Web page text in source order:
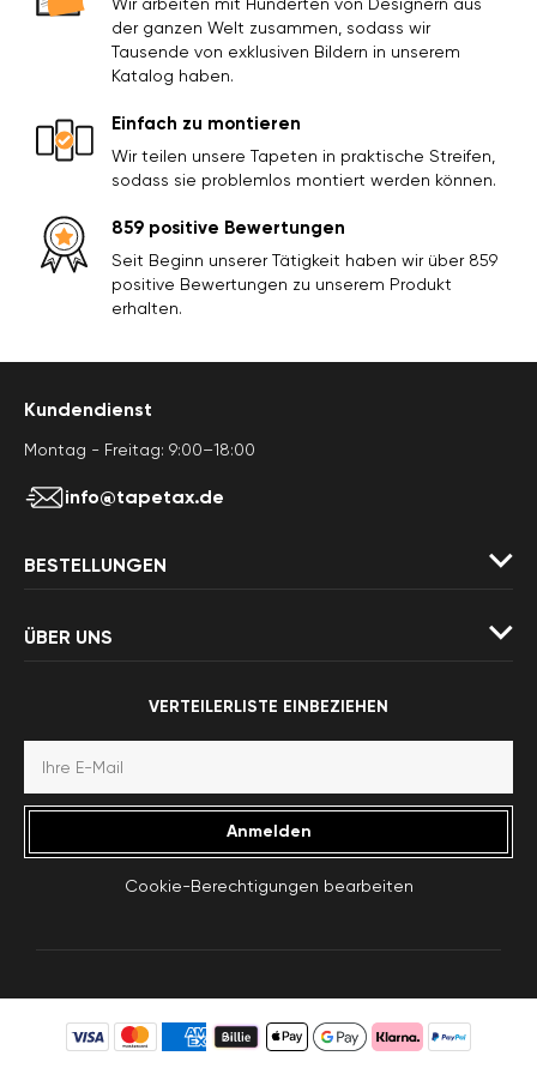
der ganzen Welt zusammen, sodass wir
Tausende von exklusiven Bildern in unserem
Katalog haben.
Einfach zu montieren
Wir teilen unsere Tapeten in praktische Streifen,
sodass sie problemlos montiert werden können.
859 positive Bewertungen
Seit Beginn unserer Tätigkeit haben wir über 859
positive Bewertungen zu unserem Produkt
erhalten.
Kundendienst
Montag - Freitag: 9:00–18:00
info@tapetax.de
BESTELLUNGEN
ÜBER UNS
VERTEILERLISTE EINBEZIEHEN
Anmelden
Cookie-Berechtigungen bearbeiten